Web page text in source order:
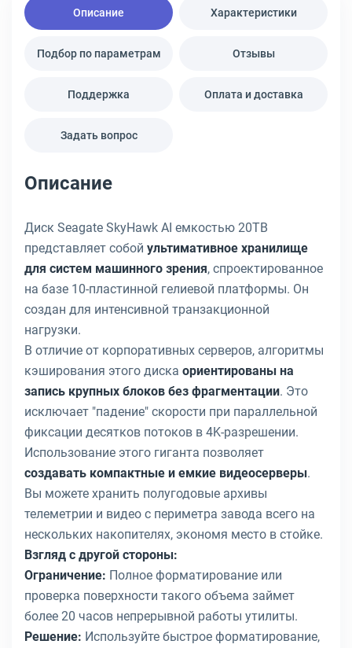
Описание Характеристики
Подбор по параметрам Отзывы
Поддержка Оплата и доставка
Задать вопрос
Описание
Диск Seagate SkyHawk AI емкостью 20TB
представляет собой ультимативное хранилище
для систем машинного зрения, спроектированное
на базе 10-пластинной гелиевой платформы. Он
создан для интенсивной транзакционной
нагрузки.
В отличие от корпоративных серверов, алгоритмы
кэширования этого диска ориентированы на
запись крупных блоков без фрагментации. Это
исключает "падение" скорости при параллельной
фиксации десятков потоков в 4K-разрешении.
Использование этого гиганта позволяет
создавать компактные и емкие видеосерверы.
Вы можете хранить полугодовые архивы
телеметрии и видео с периметра завода всего на
нескольких накопителях, экономя место в стойке.
Взгляд с другой стороны:
Ограничение: Полное форматирование или
проверка поверхности такого объема займет
более 20 часов непрерывной работы утилиты.
Решение: Используйте быстрое форматирование,